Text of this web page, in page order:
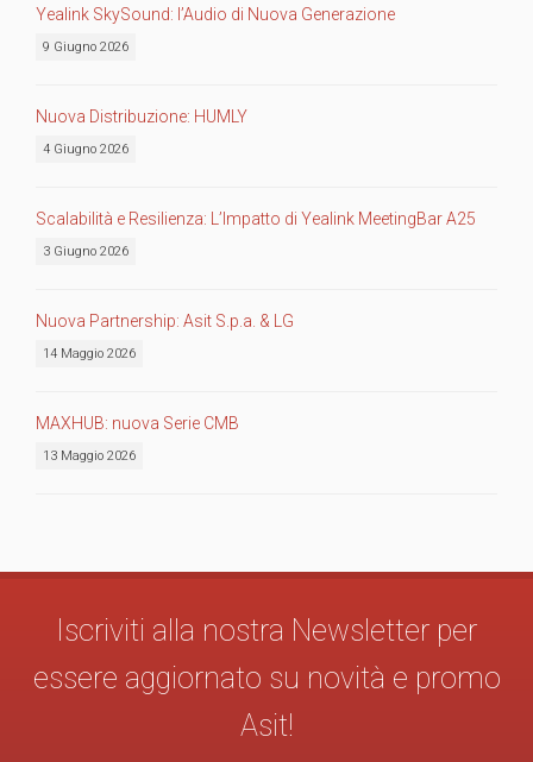
Yealink SkySound: l’Audio di Nuova Generazione
9 Giugno 2026
Nuova Distribuzione: HUMLY
4 Giugno 2026
Scalabilità e Resilienza: L’Impatto di Yealink MeetingBar A25
3 Giugno 2026
Nuova Partnership: Asit S.p.a. & LG
14 Maggio 2026
MAXHUB: nuova Serie CMB
13 Maggio 2026
Iscriviti alla nostra Newsletter per
essere aggiornato su novità e promo
Asit!